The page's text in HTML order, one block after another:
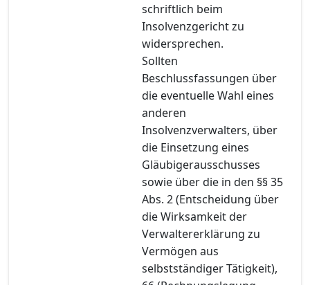
schriftlich beim
Insolvenzgericht zu
widersprechen.
Sollten
Beschlussfassungen über
die eventuelle Wahl eines
anderen
Insolvenzverwalters, über
die Einsetzung eines
Gläubigerausschusses
sowie über die in den §§ 35
Abs. 2 (Entscheidung über
die Wirksamkeit der
Verwaltererklärung zu
Vermögen aus
selbstständiger Tätigkeit),